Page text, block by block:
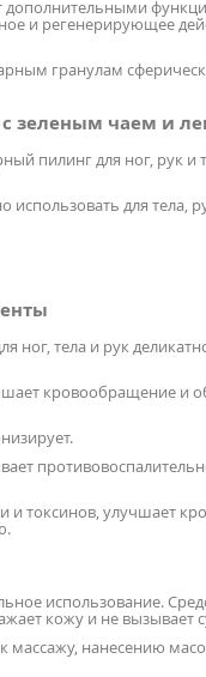
дополнительными
и регенерирующее
гранулам
зеленым чаем и
для ног, рук и
для тела,
ног, тела и рук
кровообращение и
и токсинов, улучшает
использование.
кожу и не вызывает
массажу, нанесению